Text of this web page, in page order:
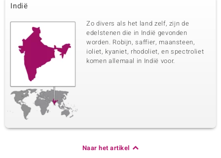
Indië
Zo divers als het land zelf, zijn de
edelstenen die in Indië gevonden
worden. Robijn, saffier, maansteen,
ioliet, kyaniet, rhodoliet, en spectroliet
komen allemaal in Indië voor.
Naar het artikel